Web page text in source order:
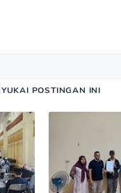
POSTINGAN INI